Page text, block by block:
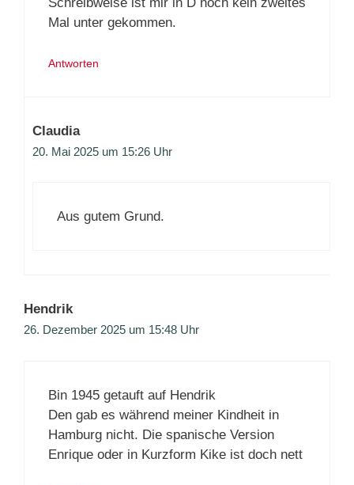
Mal unter gekommen.
Antworten
Claudia
20. Mai 2025 um 15:26 Uhr
Aus gutem Grund.
Hendrik
26. Dezember 2025 um 15:48 Uhr
Bin 1945 getauft auf Hendrik
Den gab es während meiner Kindheit in
Hamburg nicht. Die spanische Version
Enrique oder in Kurzform Kike ist doch nett